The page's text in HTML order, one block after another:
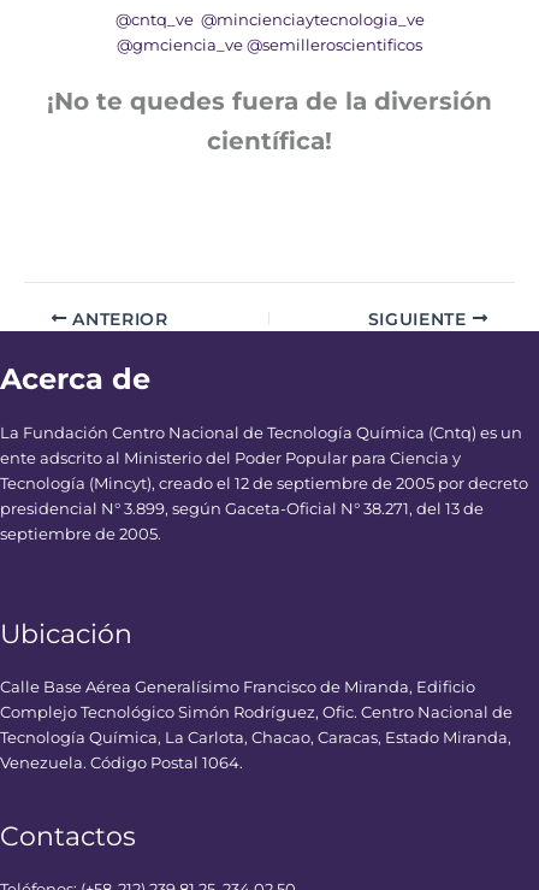
@cntq_ve @mincienciaytecnologia_ve
@gmciencia_ve @semilleroscientificos
¡No te quedes fuera de la diversión
científica!
ANTERIOR SIGUIENTE
Acerca de
La Fundación Centro Nacional de Tecnología Química (Cntq) es un
ente adscrito al Ministerio del Poder Popular para Ciencia y
Tecnología (Mincyt), creado el 12 de septiembre de 2005 por decreto
presidencial N° 3.899, según Gaceta-Oficial N° 38.271, del 13 de
septiembre de 2005.
Ubicación
Calle Base Aérea Generalísimo Francisco de Miranda, Edificio
Complejo Tecnológico Simón Rodríguez, Ofic. Centro Nacional de
Tecnología Química, La Carlota, Chacao, Caracas, Estado Miranda,
Venezuela. Código Postal 1064.
Contactos